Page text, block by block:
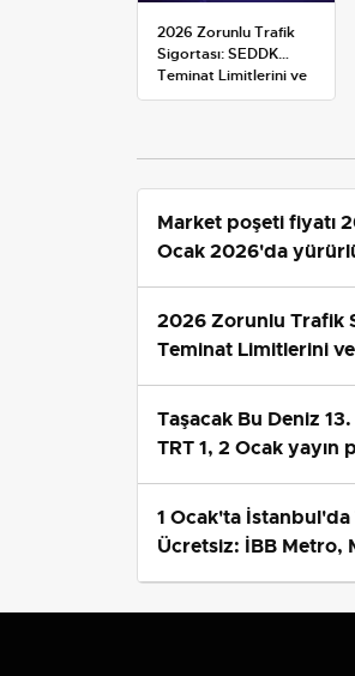
2026 Zorunlu Trafik
Sigortası: SEDDK
Teminat Limitlerini ve
Çoklu Araç Tarifesini
Market poşeti fiyatı
Ocak 2026'da
2026 Zorunlu Trafik
Teminat Limitlerini
Taşacak Bu Deniz
TRT 1, 2 Ocak yayın
1 Ocak'ta İstanbul'da
Ücretsiz: İBB Metro,